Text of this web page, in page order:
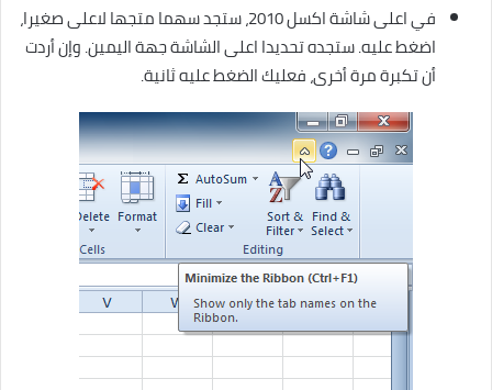
في اعلى شاشة اكسل 2010، ستجد سهما متجها لاعلى صغيرا،
اضغط عليه. ستجده تحديدا اعلى الشاشة جهة اليمين. وإن أردت
أن تكبرة مرة أخرى، فعليك الضغط عليه ثانية.